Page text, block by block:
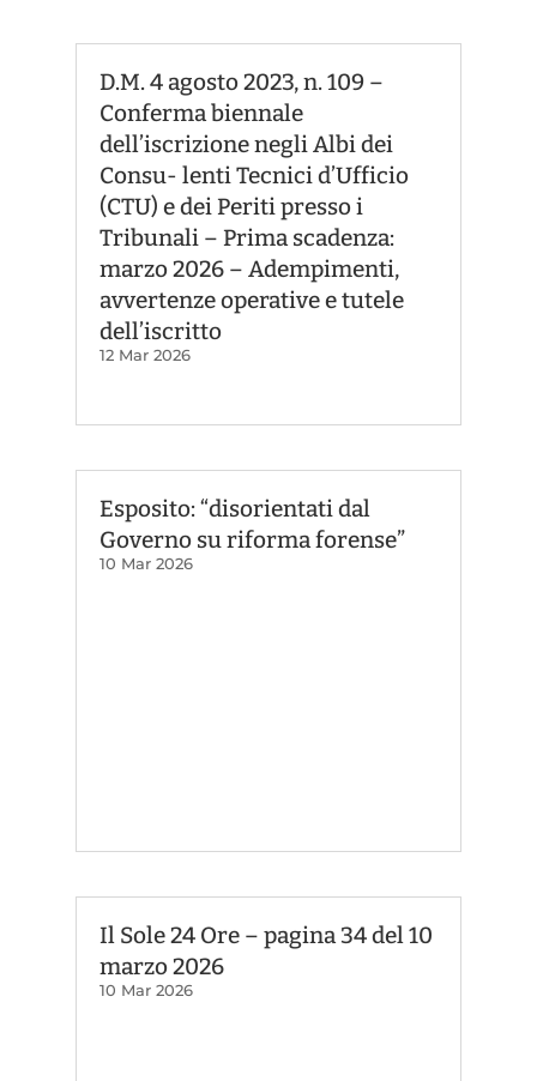
D.M. 4 agosto 2023, n. 109 –
Conferma biennale
dell’iscrizione negli Albi dei
Consu- lenti Tecnici d’Ufficio
(CTU) e dei Periti presso i
Tribunali – Prima scadenza:
marzo 2026 – Adempimenti,
avvertenze operative e tutele
dell’iscritto
12 Mar 2026
Esposito: “disorientati dal
Governo su riforma forense”
10 Mar 2026
Il Sole 24 Ore – pagina 34 del 10
marzo 2026
10 Mar 2026